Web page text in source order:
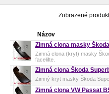
Zobrazené
Názov
Zimná clona masky
Zimná clona (kryt) masky
facelifte.
Zimná clona Škoda
Zimný kryt masky Škoda
Zimná clona VW Passat